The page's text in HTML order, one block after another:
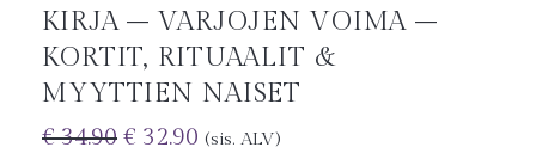
KIRJA – VARJOJEN VOIMA –
KORTIT, RITUAALIT &
MYYTTIEN NAISET
€34.90 € 32.90 (sis. ALV)